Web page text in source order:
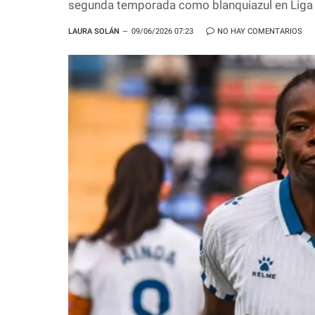
segunda temporada como blanquiazul en Liga
LAURA SOLÁN 09/06/2026 07:23 NO HAY COMENTARIOS